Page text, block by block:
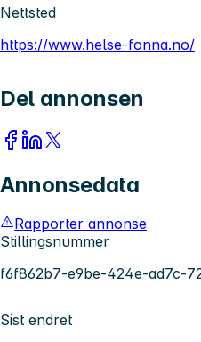
Nettsted
https://www.helse-fonna.no/
Del annonsen
Annonsedata
Rapporter annonse
Stillingsnummer
f6f862b7-e9be-424e-ad7c-
Sist endret